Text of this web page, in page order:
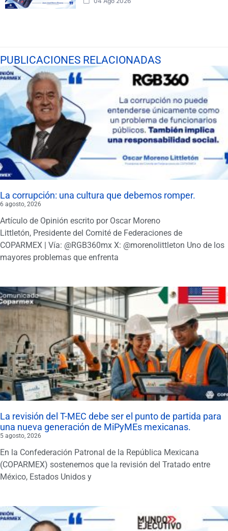
PUBLICACIONES RELACIONADAS
La corrupción: una cultura que debemos romper.
6 agosto, 2026
Artículo de Opinión escrito por Oscar Moreno
Littletón, Presidente del Comité de Federaciones de
COPARMEX | Vía: @RGB360mx X: @morenolittleton Uno de los
mayores problemas que enfrenta
La revisión del T-MEC debe ser el punto de partida para
una nueva generación de MiPyMEs mexicanas.
5 agosto, 2026
En la Confederación Patronal de la República Mexicana
(COPARMEX) sostenemos que la revisión del Tratado entre
México, Estados Unidos y